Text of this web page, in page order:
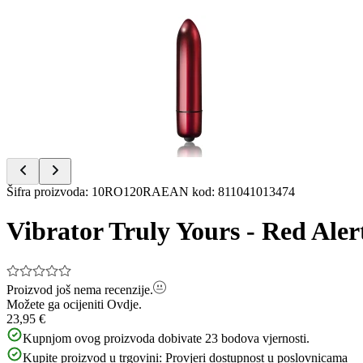
Item
of
4
Šifra proizvoda: 10RO120RAEAN kod: 811041013474
Vibrator Truly Yours - Red
Proizvod još nema recenzije.
Možete ga ocijeniti Ovdje.
23,95 €
Kupnjom ovog proizvoda dobivate 23 bodova vjernosti.
Kupite proizvod u trgovini: Provjeri dostupnost u poslovnicama